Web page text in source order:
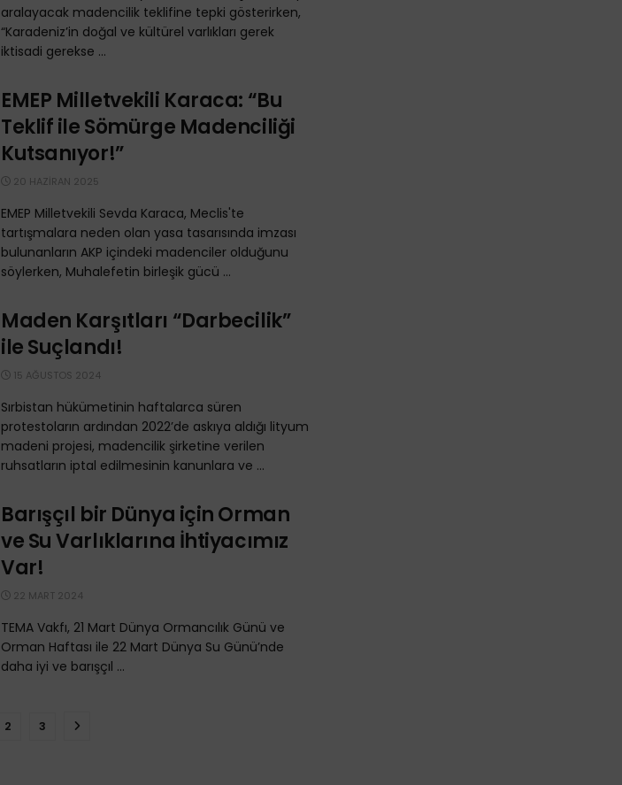
aralayacak madencilik teklifine tepki gösterirken,
“Karadeniz’in doğal ve kültürel varlıkları gerek
iktisadi gerekse ...
EMEP Milletvekili Karaca: “Bu
Teklif ile Sömürge Madenciliği
Kutsanıyor!”
20 HAZIRAN 2025
EMEP Milletvekili Sevda Karaca, Meclis'te
tartışmalara neden olan yasa tasarısında imzası
bulunanların AKP içindeki madenciler olduğunu
söylerken, Muhalefetin birleşik gücü ...
Maden Karşıtları “Darbecilik”
ile Suçlandı!
15 AĞUSTOS 2024
Sırbistan hükümetinin haftalarca süren
protestoların ardından 2022’de askıya aldığı lityum
madeni projesi, madencilik şirketine verilen
ruhsatların iptal edilmesinin kanunlara ve ...
Barışçıl bir Dünya için Orman
ve Su Varlıklarına İhtiyacımız
Var!
22 MART 2024
TEMA Vakfı, 21 Mart Dünya Ormancılık Günü ve
Orman Haftası ile 22 Mart Dünya Su Günü’nde
daha iyi ve barışçıl ...
2 3